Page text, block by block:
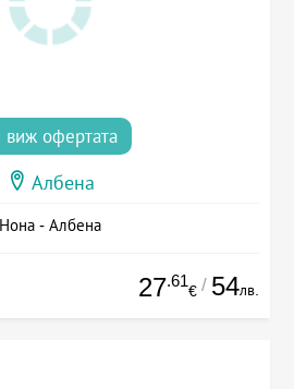
виж офертата
Албена
Нона - Албена
27.61
€ / 54лв.